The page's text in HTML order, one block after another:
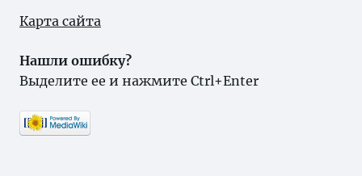
Карта сайта
Нашли ошибку?
Выделите ее и нажмите Ctrl+Enter